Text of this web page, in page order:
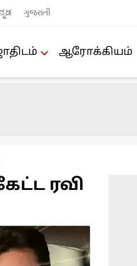
ગુજરાતી
ஆரோக்கியம்
ரவி